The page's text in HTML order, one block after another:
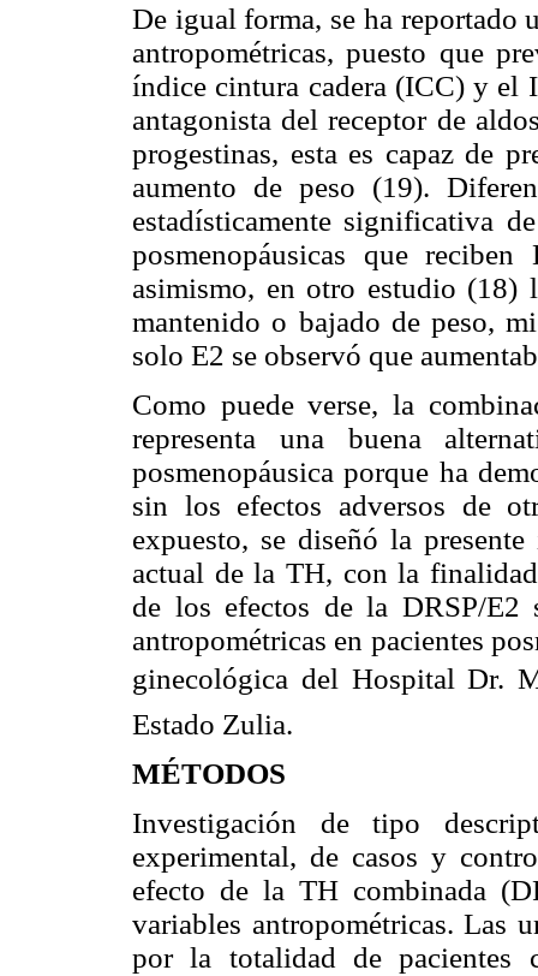
De igual forma, se ha reportado
antropométricas, puesto que
índice cintura cadera (ICC) y el
antagonista del receptor de
progestinas, esta es capaz de
aumento de peso (19).
estadísticamente significativa
posmenopáusicas que
asimismo, en otro estudio (18)
mantenido o bajado de peso,
solo E2 se observó que
Como puede verse, la
representa una buena
posmenopáusica porque ha
sin los efectos adversos de
expuesto, se diseñó la
actual de la TH, con la
de los efectos de la DRSP/E2
antropométricas en pacientes
ginecológica del Hospital Dr.
Estado Zulia.
MÉTODOS
Investigación de tipo
experimental, de casos y
efecto de la TH combinada
variables antropométricas. Las
por la totalidad de pacientes